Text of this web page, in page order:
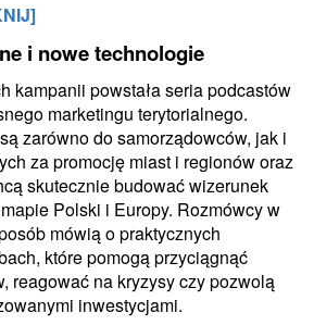
i nowe technologie
kampanii powstała seria podcastów
marketingu terytorialnego.
zarówno do samorządowców, jak i
za promocję miast i regionów oraz
skutecznie budować wizerunek
Polski i Europy. Rozmówcy w
mówią o praktycznych
które pomogą przyciągnąć
reagować na kryzysy czy pozwolą
inwestycjami.